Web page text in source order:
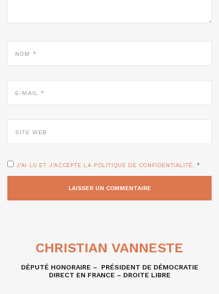
NOM
E-
MAIL
SITE
WEB
J'AI LU ET J'ACCEPTE LA POLITIQUE DE CONFIDENTIALITÉ. *
CHRISTIAN VANNESTE
DÉPUTÉ HONORAIRE – PRÉSIDENT DE DÉMOCRATIE
DIRECT EN FRANCE – DROITE LIBRE